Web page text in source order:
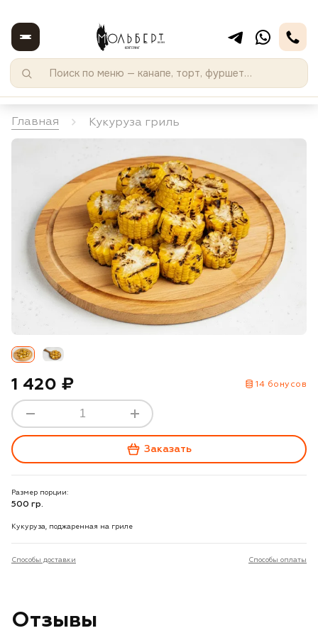
Главная Кукуруза гриль
1 420 ₽ 14 бонусов
Заказать
Размер порции:
500 гр.
Кукуруза, поджаренная на гриле
Способы доставки Способы оплаты
Отзывы